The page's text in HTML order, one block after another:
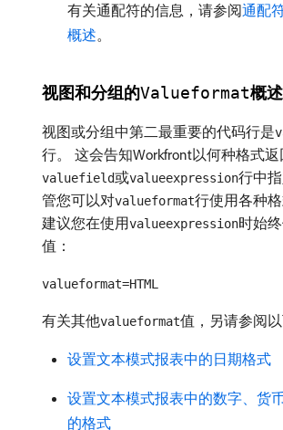
有关通配符的信息，请参阅通配
概述。
视图和分组的Valueformat概述
视图或分组中第二最重要的代码行是
行。 这会告知Workfront以何种格式
valuefield或valueexpression行中
管您可以对valueformat行使用各种
建议您在使用valueexpression时始
值：
valueformat=HTML
有关其他valueformat值，另请参阅以
设置文本模式报表中的日期格式
设置文本模式报表中的数字、货
的格式